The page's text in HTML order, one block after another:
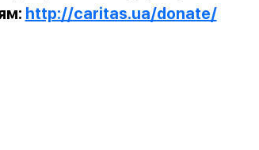
http://caritas.ua/donate/